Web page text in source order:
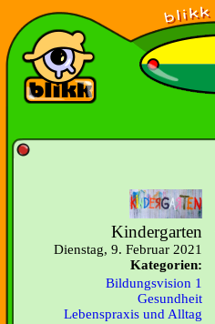
Kindergarten
Dienstag, 9. Februar 2021
Kategorien:
Bildungsvision 1
Gesundheit
Lebenspraxis und Alltag